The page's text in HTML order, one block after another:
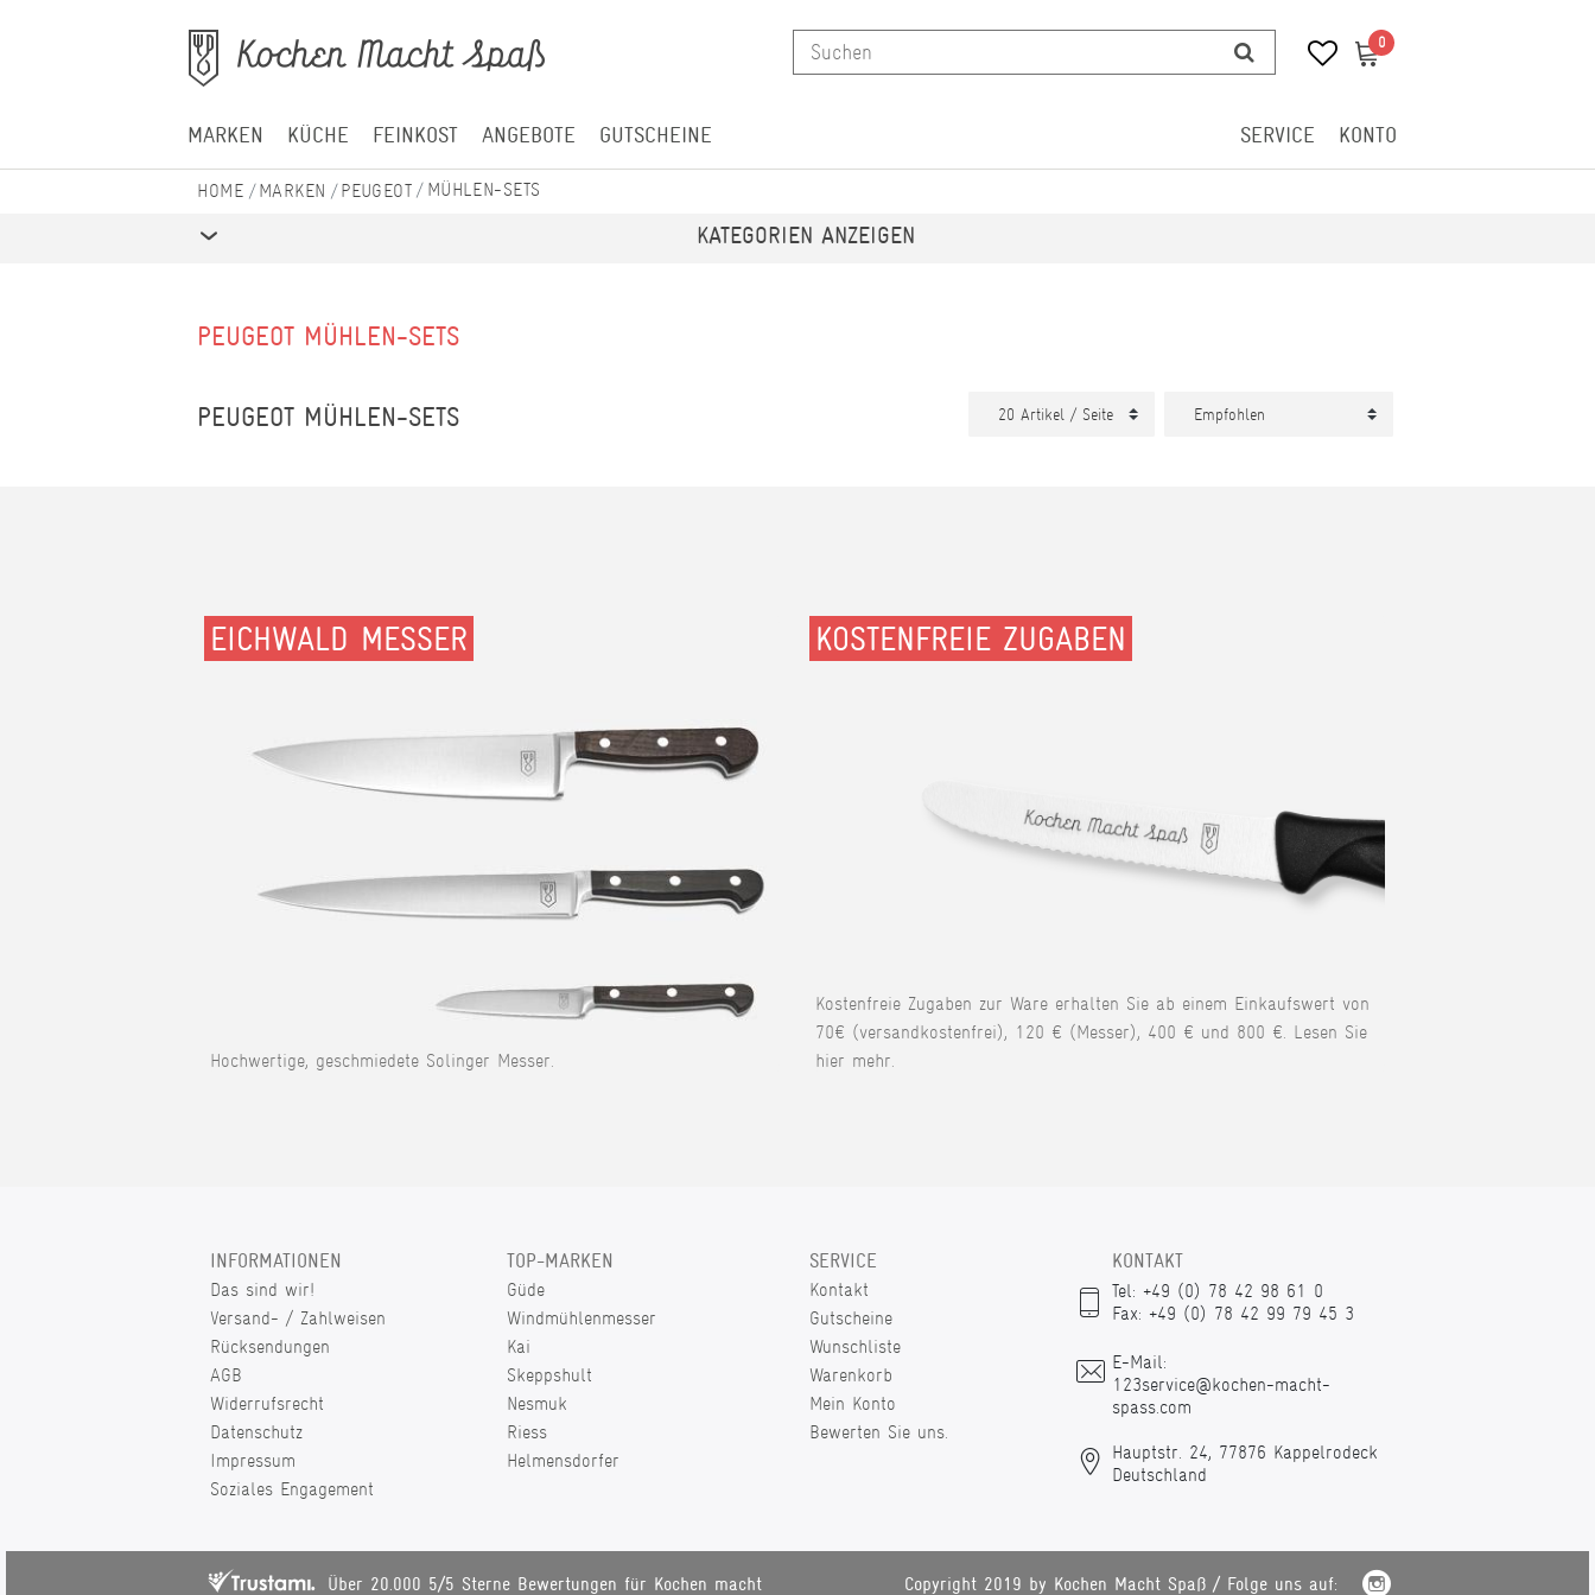
0 0
MARKEN KÜCHE FEINKOST ANGEBOTE GUTSCHEINE SERVICE KONTO
MARKEN PEUGEOT MÜHLEN-SETS
KATEGORIEN ANZEIGEN
PEUGEOT MÜHLEN-SETS
PEUGEOT MÜHLEN-SETS
EICHWALD MESSER
Hochwertige, geschmiedete Solinger Messer.
KOSTENFREIE ZUGABEN
Kostenfreie Zugaben zur Ware erhalten Sie ab einem Einkaufswert von
70€ (versandkostenfrei), 120 € (Messer), 400 € und 800 €. Lesen Sie
hier mehr.
INFORMATIONEN
Das sind wir!
Versand- / Zahlweisen
Rücksendungen
AGB
Widerrufsrecht
Datenschutz
Impressum
Soziales Engagement
TOP-MARKEN
Güde
Windmühlenmesser
Kai
Skeppshult
Nesmuk
Riess
Helmensdorfer
SERVICE
Kontakt
Gutscheine
Wunschliste
Warenkorb
Mein Konto
Bewerten Sie uns.
KONTAKT
Tel: +49 (0) 78 42 98 61 0
Fax: +49 (0) 78 42 99 79 45 3
E-Mail:
123service@kochen-macht-
spass.com
Hauptstr. 24, 77876 Kappelrodeck
Deutschland
Über 20.000 5/5 Sterne Bewertungen für Kochen macht Copyright 2019 by Kochen Macht Spaß / Folge uns auf: